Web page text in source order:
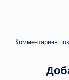
Комментариев